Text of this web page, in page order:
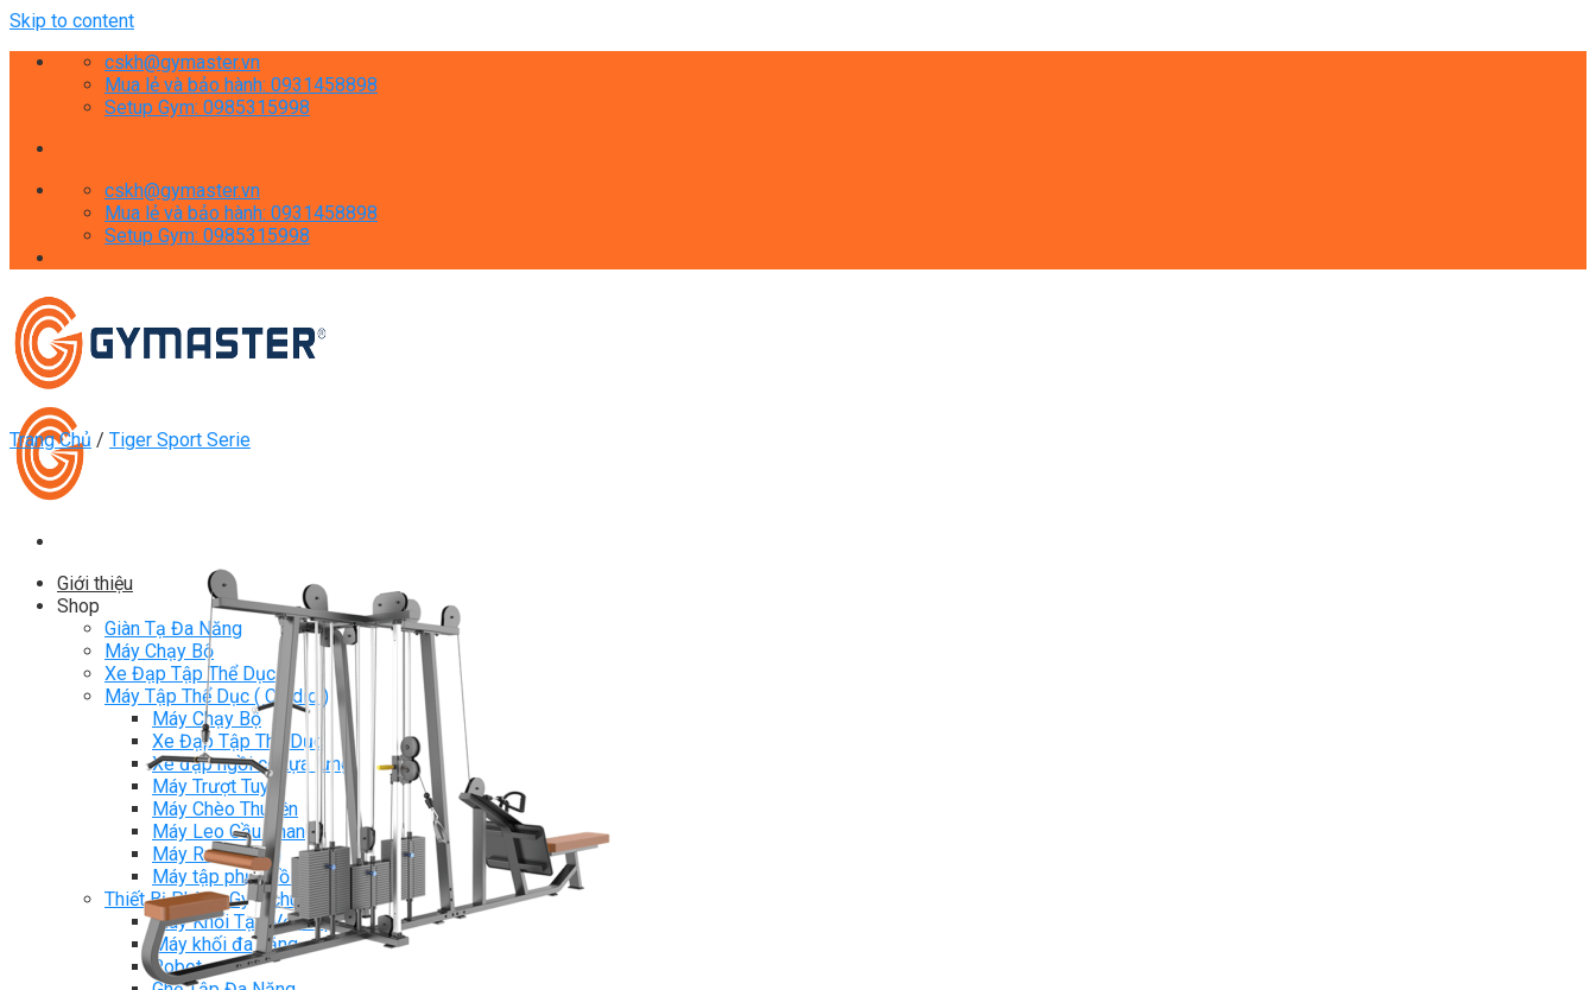
Skip to content
cskh@gymaster.vn
Mua lẻ và bảo hành: 0931458898
Setup Gym: 0985315998
cskh@gymaster.vn
Mua lẻ và bảo hành: 0931458898
Setup Gym: 0985315998
Giới thiệu
Shop
Giàn Tạ Đa Năng
Máy Chạy Bộ
Xe Đạp Tập Thể Dục
Máy Tập Thể Dục ( Cardio )
Máy Chạy Bộ
Xe Đạp Tập Thể Dục
Xe đạp ngồi có tựa lưng
Máy Trượt Tuyết
Máy Chèo Thuyền
Máy Leo Cầu Thang
Máy Rung Bụng
Máy tập phục hồi chức năng
Thiết Bị Phòng Gym chuyên dụng
Máy Khối Tập Với Cáp
Máy khối đa năng
Robot
Trang Chủ / Tiger Sport Serie